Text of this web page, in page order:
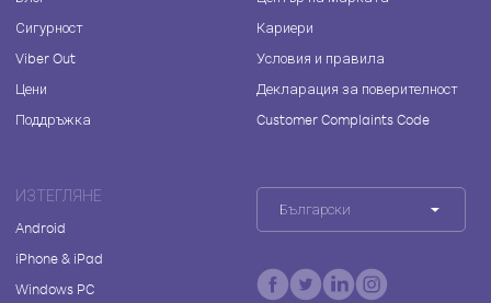
Сигурност
Viber Out
Цени
Поддръжка
Кариери
Условия и правила
Декларация за поверителност
Customer Complaints Code
ИЗТЕГЛЯНЕ
Android
iPhone & iPad
Windows PC
Български